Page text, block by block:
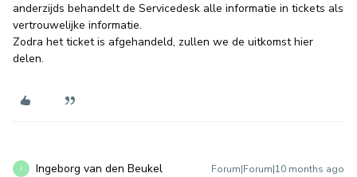
anderzijds behandelt de Servicedesk alle informatie in tickets als
vertrouwelijke informatie.
Zodra het ticket is afgehandeld, zullen we de uitkomst hier
delen.
I Ingeborg van den Beukel Forum|Forum|10 months ago